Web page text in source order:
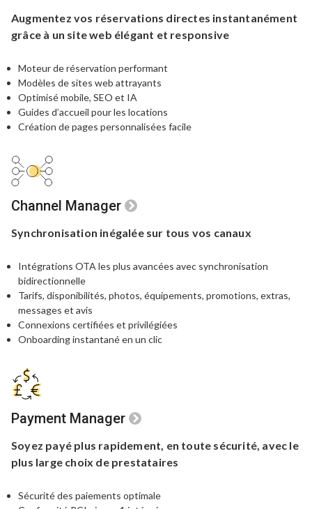
Augmentez vos réservations directes instantanément
grâce à un site web élégant et responsive
Moteur de réservation performant
Modèles de sites web attrayants
Optimisé mobile, SEO et IA
Guides d’accueil pour les locations
Création de pages personnalisées facile
Channel Manager
Synchronisation inégalée sur tous vos canaux
Intégrations OTA les plus avancées avec synchronisation
bidirectionnelle
Tarifs, disponibilités, photos, équipements, promotions, extras,
messages et avis
Connexions certifiées et privilégiées
Onboarding instantané en un clic
Payment Manager
Soyez payé plus rapidement, en toute sécurité, avec le
plus large choix de prestataires
Sécurité des paiements optimale